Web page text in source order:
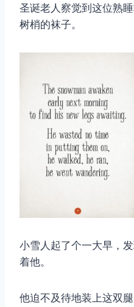
圣诞老人察觉到这位熟
树梢的袜子。
小雪人起了个一大早，
着他。
他迫不及待地装上这双